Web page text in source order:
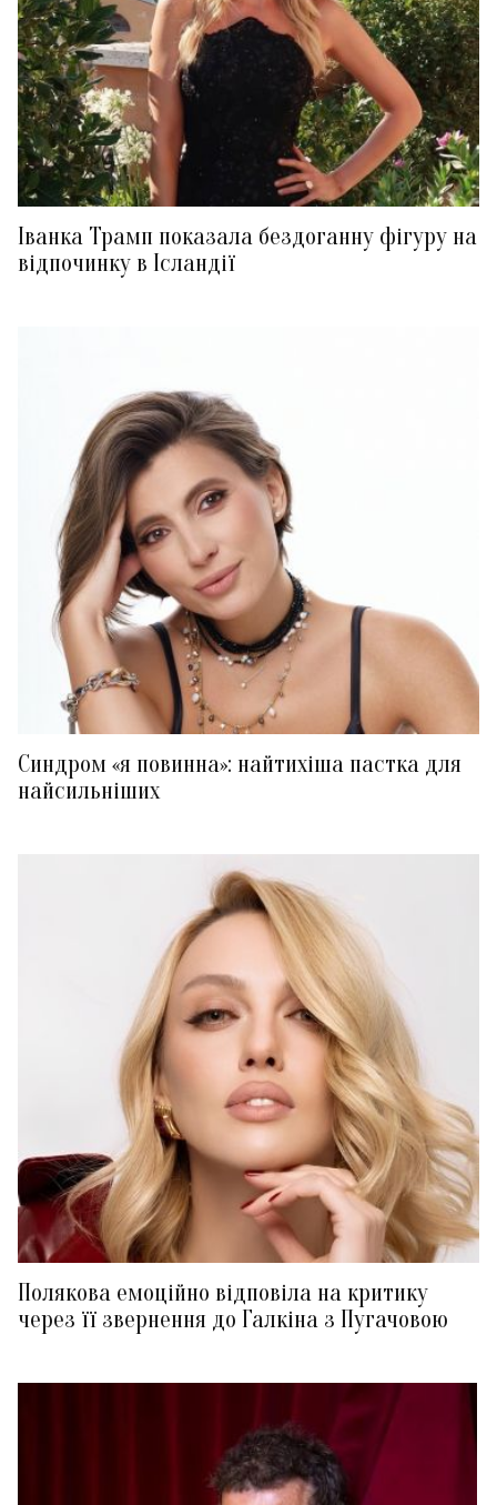
Іванка Трамп показала бездоганну фігуру на
відпочинку в Ісландії
Синдром «я повинна»: найтихіша пастка для
найсильніших
Полякова емоційно відповіла на критику
через її звернення до Галкіна з Пугачовою